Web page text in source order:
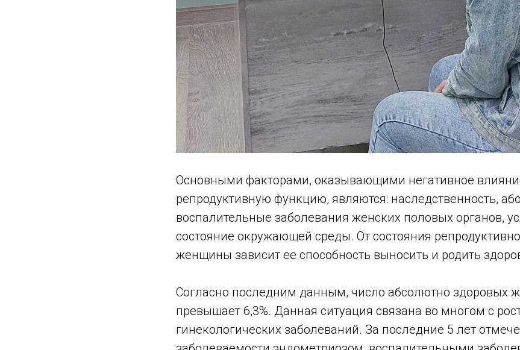
Основными факторами, оказывающими негативное
репродуктивную функцию, являются: наследственность,
воспалительные заболевания женских половых органов,
состояние окружающей среды. От состояния
женщины зависит ее способность выносить и родить
Согласно последним данным, число абсолютно здоровых
превышает 6,3%. Данная ситуация связана во многом с
гинекологических заболеваний. За последние 5 лет